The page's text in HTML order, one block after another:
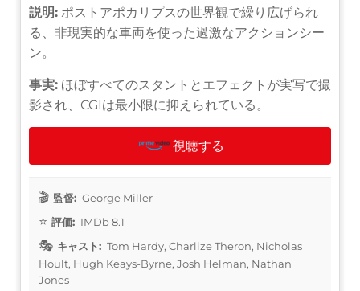
説明: ポストアポカリプスの世界観で繰り広げられ
る、非現実的な車両を使った過激なアクションシー
ン。
事実: ほぼすべてのスタントとエフェクトが実写で撮
影され、CGIは最小限に抑えられている。
視聴する
監督: George Miller
評価: IMDb 8.1
キャスト: Tom Hardy, Charlize Theron, Nicholas
Hoult, Hugh Keays-Byrne, Josh Helman, Nathan
Jones